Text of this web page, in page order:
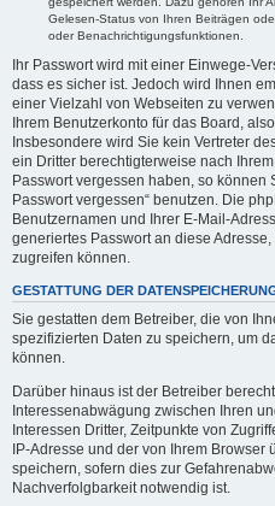
Gelesen-Status von Ihren Beiträgen
oder Benachrichtigungsfunktionen.
Ihr Passwort wird mit einer Einwege-
dass es sicher ist. Jedoch wird Ihnen
einer Vielzahl von Webseiten zu
Ihrem Benutzerkonto für das Board,
Insbesondere wird Sie kein Vertreter
ein Dritter berechtigterweise nach
Passwort vergessen haben, so können
Passwort vergessen“ benutzen. Die
Benutzernamen und Ihrer E-Mail-
generiertes Passwort an diese
zugreifen können.
GESTATTUNG DER
Sie gestatten dem Betreiber, die von
spezifizierten Daten zu speichern, um
können.
Darüber hinaus ist der Betreiber
Interessenabwägung zwischen Ihren
Interessen Dritter, Zeitpunkte von
IP-Adresse und der von Ihrem Browser
speichern, sofern dies zur
Nachverfolgbarkeit notwendig ist.